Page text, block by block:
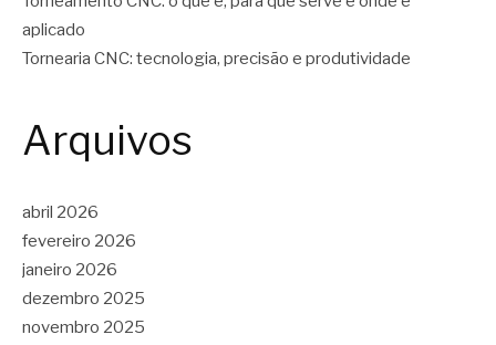
aplicado
Tornearia CNC: tecnologia, precisão e produtividade
Arquivos
abril 2026
fevereiro 2026
janeiro 2026
dezembro 2025
novembro 2025